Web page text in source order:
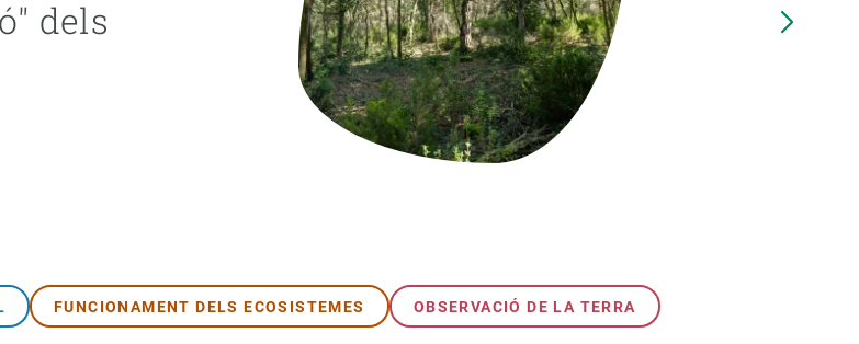
dels
FUNCIONAMENT DELS ECOSISTEMES OBSERVACIÓ DE LA TERRA
tècnics Programa de màsters i doctorat
Vine de visitant o sabàtic
Segell de bones pràctiques HRS4R
Biodiversitat
Canvi global
Funcionament dels ecosistemes
Observació de la terra